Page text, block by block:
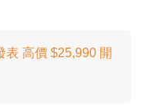
表 高價 $25,990 開